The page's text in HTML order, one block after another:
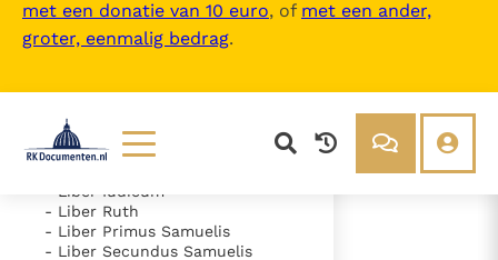
met een donatie van 10 euro, of met een ander,
groter, eenmalig bedrag.
Lezen
Documenten
Over ons
- Vetus Testamentum
- Liber Exodus
- Liber Numeri
- Liber Deuteronomii
- Liber Iudicum
- Liber Ruth
- Liber Primus Samuelis
- Liber Secundus Samuelis
- Caput 31